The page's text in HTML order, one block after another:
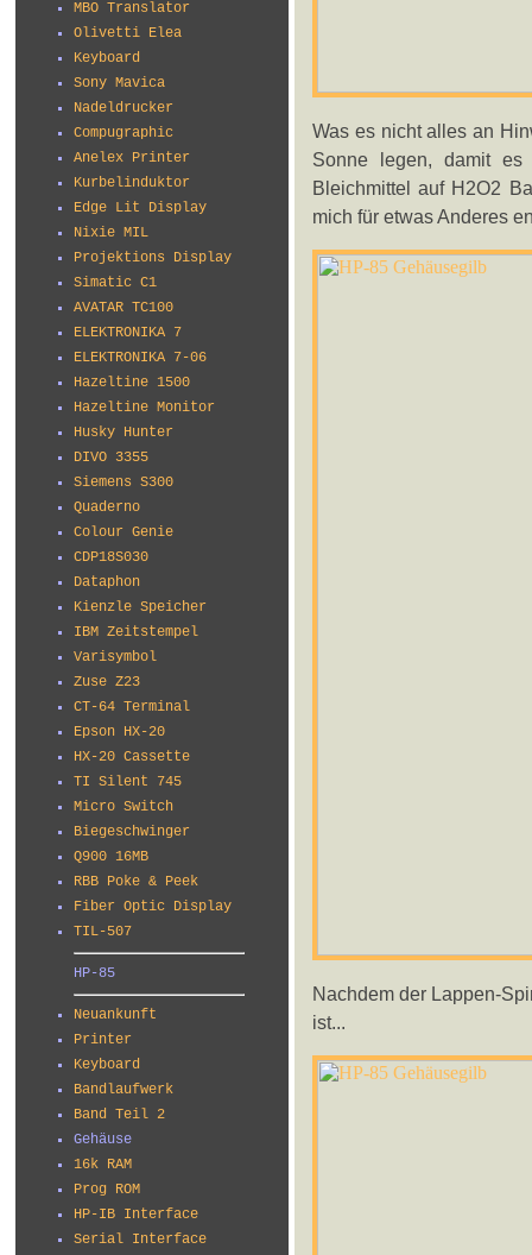
MBO Translator
Olivetti Elea
Keyboard
Sony Mavica
Nadeldrucker
Compugraphic
Anelex Printer
Kurbelinduktor
Edge Lit Display
Nixie MIL
Projektions Display
Simatic C1
AVATAR TC100
ELEKTRONIKA 7
ELEKTRONIKA 7-06
Hazeltine 1500
Hazeltine Monitor
Husky Hunter
DIVO 3355
Siemens S300
Quaderno
Colour Genie
CDP18S030
Dataphon
Kienzle Speicher
IBM Zeitstempel
Varisymbol
Zuse Z23
CT-64 Terminal
Epson HX-20
HX-20 Cassette
TI Silent 745
Micro Switch
Biegeschwinger
Q900 16MB
RBB Poke & Peek
Fiber Optic Display
TIL-507
HP-85
Neuankunft
Printer
Keyboard
Bandlaufwerk
Band Teil 2
Gehäuse
16k RAM
Prog ROM
HP-IB Interface
Serial Interface
Was es nicht alles an
Sonne legen, damit es
Bleichmittel auf H2O2
mich für etwas Anderes
Nachdem der Lappen-
ist...